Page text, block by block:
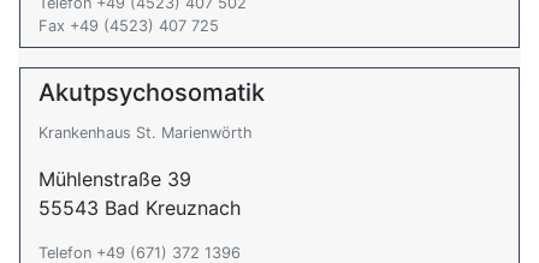
Fax +49 (4523) 407 725
Akutpsychosomatik
Krankenhaus St. Marienwörth
Mühlenstraße 39
55543 Bad Kreuznach
Telefon +49 (671) 372 1396